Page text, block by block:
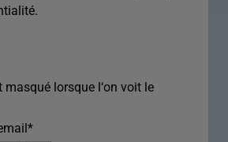
masqué lorsque l‘on voit le
*